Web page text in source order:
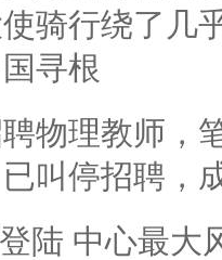
骑行绕了几
寻根
物理教师，
叫停招聘，
陆 中心最大